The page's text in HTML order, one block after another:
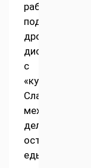
работы
подключается
дробильный
диск
с
«кулачками».
Слаженный
механизм
делает
остатки
еды